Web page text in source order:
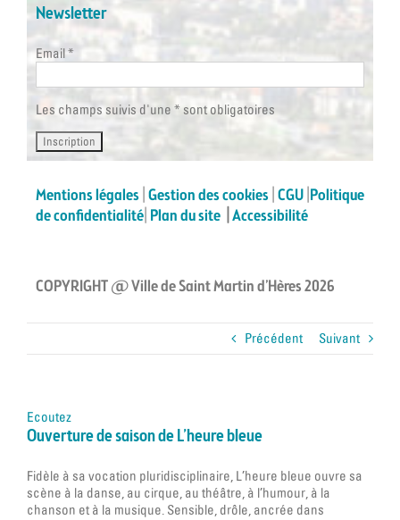
Précédent Suivant
Ecoutez
Ouverture de saison de L’heure bleue
Fidèle à sa vocation pluridisciplinaire, L’heure bleue ouvre sa
scène à la danse, au cirque, au théâtre, à l’humour, à la
chanson et à la musique. Sensible, drôle, ancrée dans
Newsletter
Email *
Les champs suivis d'une * sont obligatoires
Mentions légales Gestion des cookies CGU Politique
de confidentialité Plan du site Accessibilité
COPYRIGHT @ Ville de Saint Martin d’Hères 2026